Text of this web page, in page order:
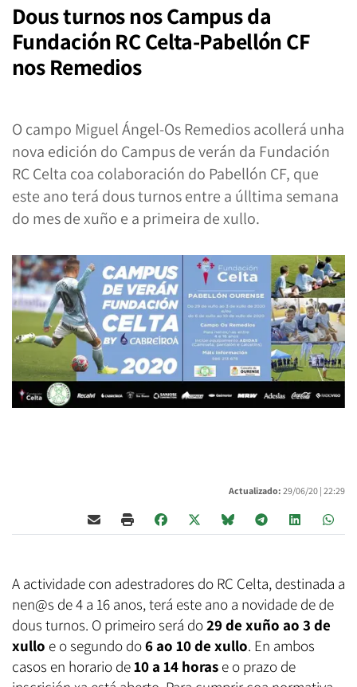
Dous turnos nos Campus da
Fundación RC Celta-Pabellón CF
nos Remedios
O campo Miguel Ángel-Os Remedios acollerá unha
nova edición do Campus de verán da Fundación
RC Celta coa colaboración do Pabellón CF, que
este ano terá dous turnos entre a úlltima semana
do mes de xuño e a primeira de xullo.
Actualizado: 29/06/20 | 22:29
A actividade con adestradores do RC Celta, destinada a
nen@s de 4 a 16 anos, terá este ano a novidade de de
dous turnos. O primeiro será do29 de xuño ao 3 de
xullo e o segundo do6 ao 10 de xullo. En ambos
casos en horario de10 a 14 horas e o prazo de